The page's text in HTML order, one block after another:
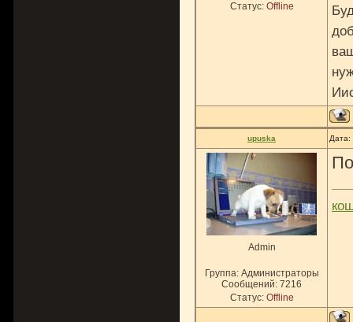
Статус: Offline
upuska Дата:
Admin
Группа: Администраторы
Сообщений: 7216
Статус: Offline